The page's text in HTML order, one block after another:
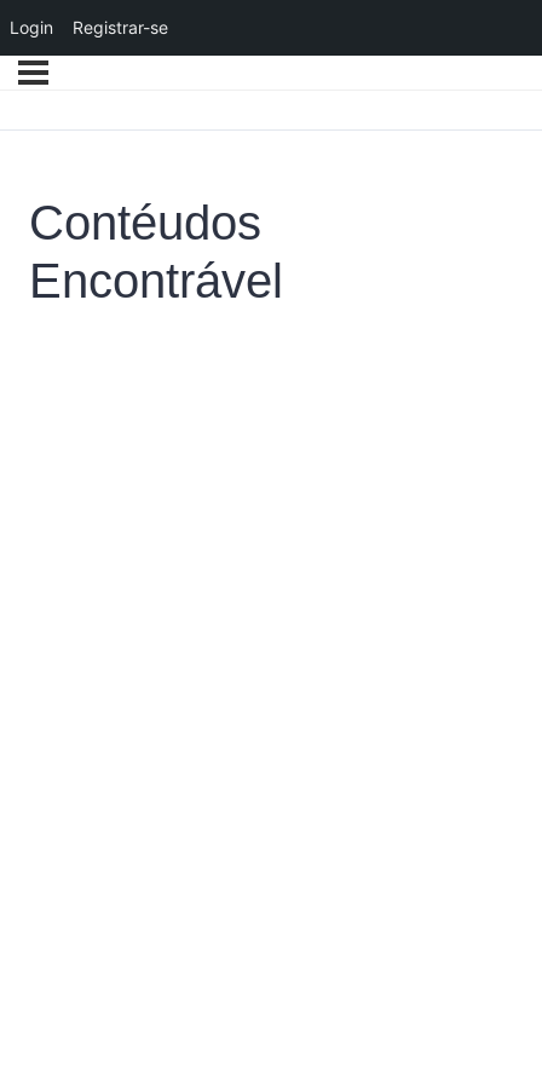
Contéudos
Encontrável
Login Registrar-se